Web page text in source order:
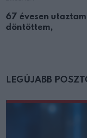
67 évesen
döntöttem,
LEGÚJABB